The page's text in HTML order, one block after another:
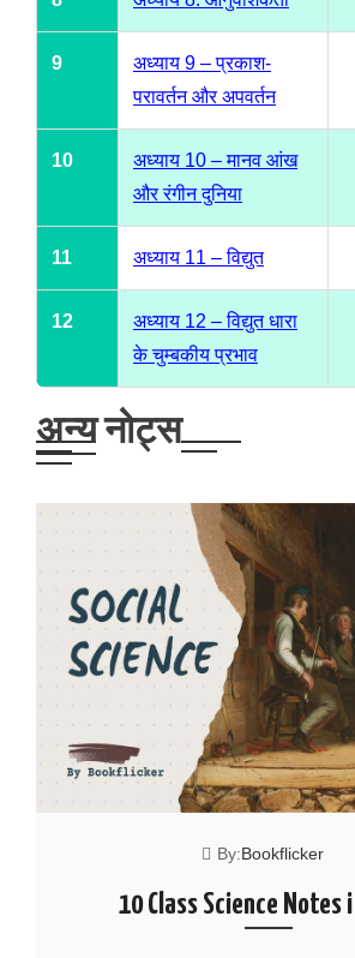
9
अध्याय 9 – प्रकाश-
परावर्तन और अपवर्तन
10
अध्याय 10 – मानव आंख
और रंगीन दुनिया
11 अध्याय 11 – विद्युत
12
अध्याय 12 – विद्युत धारा
के चुम्बकीय प्रभाव
अन्य नोट्स
By:Bookflicker
10 Class Science Notes